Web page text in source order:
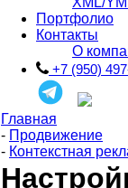
Портфолио
Контакты
О
+7 (950)
Главная
- Продвижение
- Контекстная